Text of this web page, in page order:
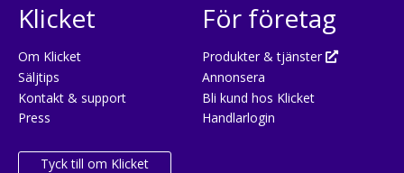
Klicket
Om Klicket
Säljtips
Kontakt & support
Press
Tyck till om Klicket
För företag
Produkter & tjänster
Annonsera
Bli kund hos Klicket
Handlarlogin